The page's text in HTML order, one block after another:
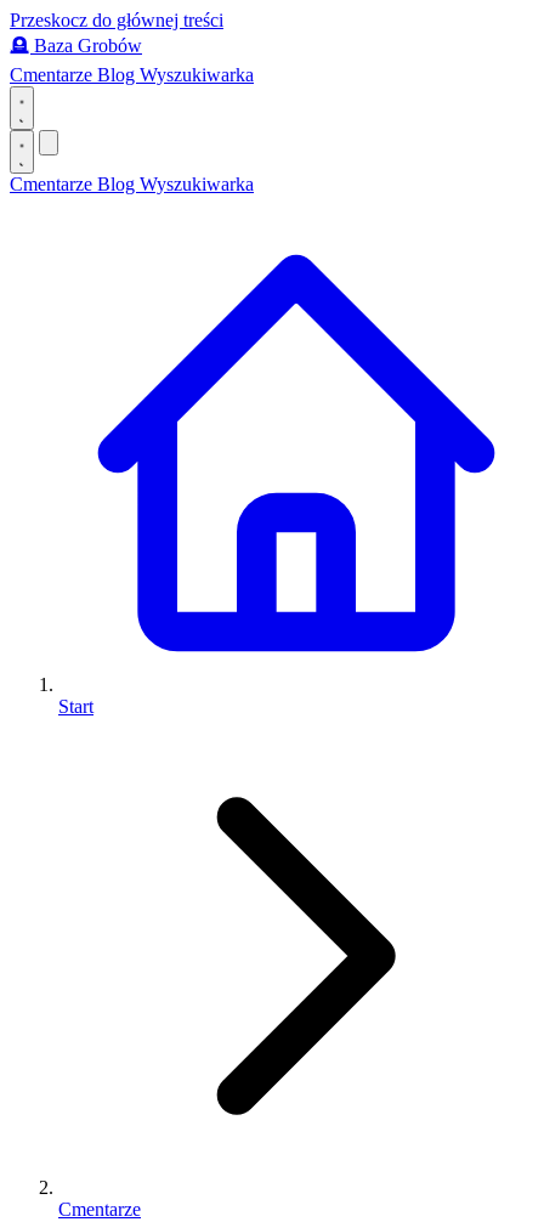
Przeskocz do głównej treści
🪦 Baza Grobów
Cmentarze Blog Wyszukiwarka
Cmentarze Blog Wyszukiwarka
Start
Cmentarze